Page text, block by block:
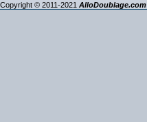
Copyright © 2011-2021 AlloDoublage.com